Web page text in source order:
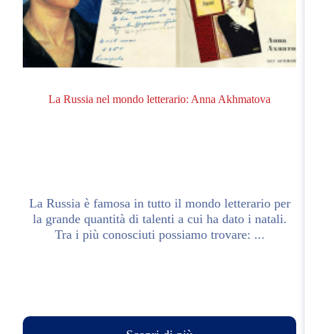
La Russia nel mondo letterario: Anna Akhmatova
La Russia è famosa in tutto il mondo letterario per
la grande quantità di talenti a cui ha dato i natali.
Tra i più conosciuti possiamo trovare: ...